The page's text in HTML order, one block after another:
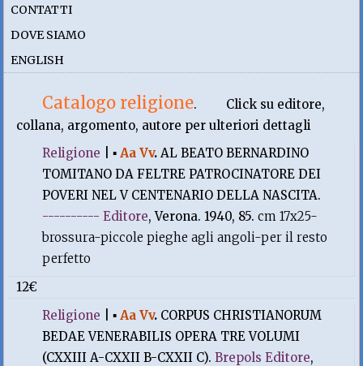
CONTATTI
DOVE SIAMO
ENGLISH
Catalogo religione.
Click su editore,
collana, argomento, autore per ulteriori dettagli
Religione |▪Aa Vv.AL BEATO BERNARDINO
TOMITANO DA FELTRE PATROCINATORE DEI
POVERI NEL V CENTENARIO DELLA NASCITA.
---------- Editore, Verona. 1940, 85.cm 17x25-
brossura-piccole pieghe agli angoli-per il resto
perfetto
12€
Religione |▪Aa Vv. CORPUS CHRISTIANORUM
BEDAE VENERABILIS OPERA TRE VOLUMI
(CXXIII A-CXXII B-CXXII C).Brepols Editore,